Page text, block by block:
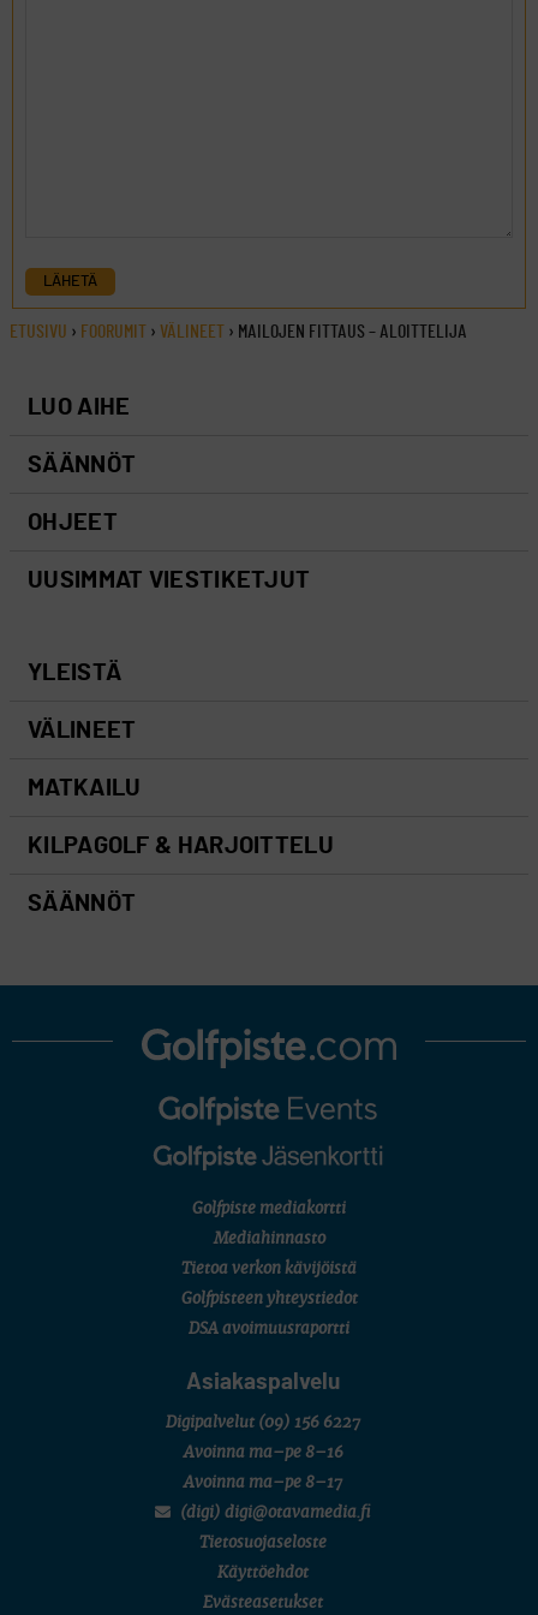
LÄHETÄ
ETUSIVU › FOORUMIT › VÄLINEET › MAILOJEN FITTAUS – ALOITTELIJA
LUO AIHE
SÄÄNNÖT
OHJEET
UUSIMMAT VIESTIKETJUT
YLEISTÄ
VÄLINEET
MATKAILU
KILPAGOLF & HARJOITTELU
SÄÄNNÖT
Golfpiste mediakortti
Mediahinnasto
Tietoa verkon kävijöistä
Golfpisteen yhteystiedot
DSA avoimuusraportti
Asiakaspalvelu
Digipalvelut (09) 156 6227
Avoinna ma–pe 8–16
Avoinna ma–pe 8–17
(digi) digi@otavamedia.fi
Tietosuojaseloste
Käyttöehdot
Evästeasetukset